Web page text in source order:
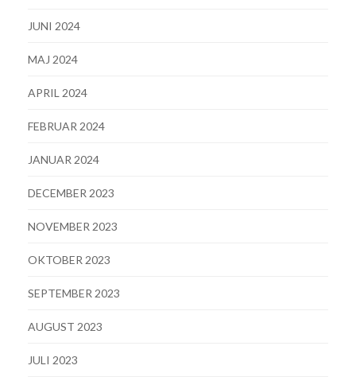
JUNI 2024
MAJ 2024
APRIL 2024
FEBRUAR 2024
JANUAR 2024
DECEMBER 2023
NOVEMBER 2023
OKTOBER 2023
SEPTEMBER 2023
AUGUST 2023
JULI 2023